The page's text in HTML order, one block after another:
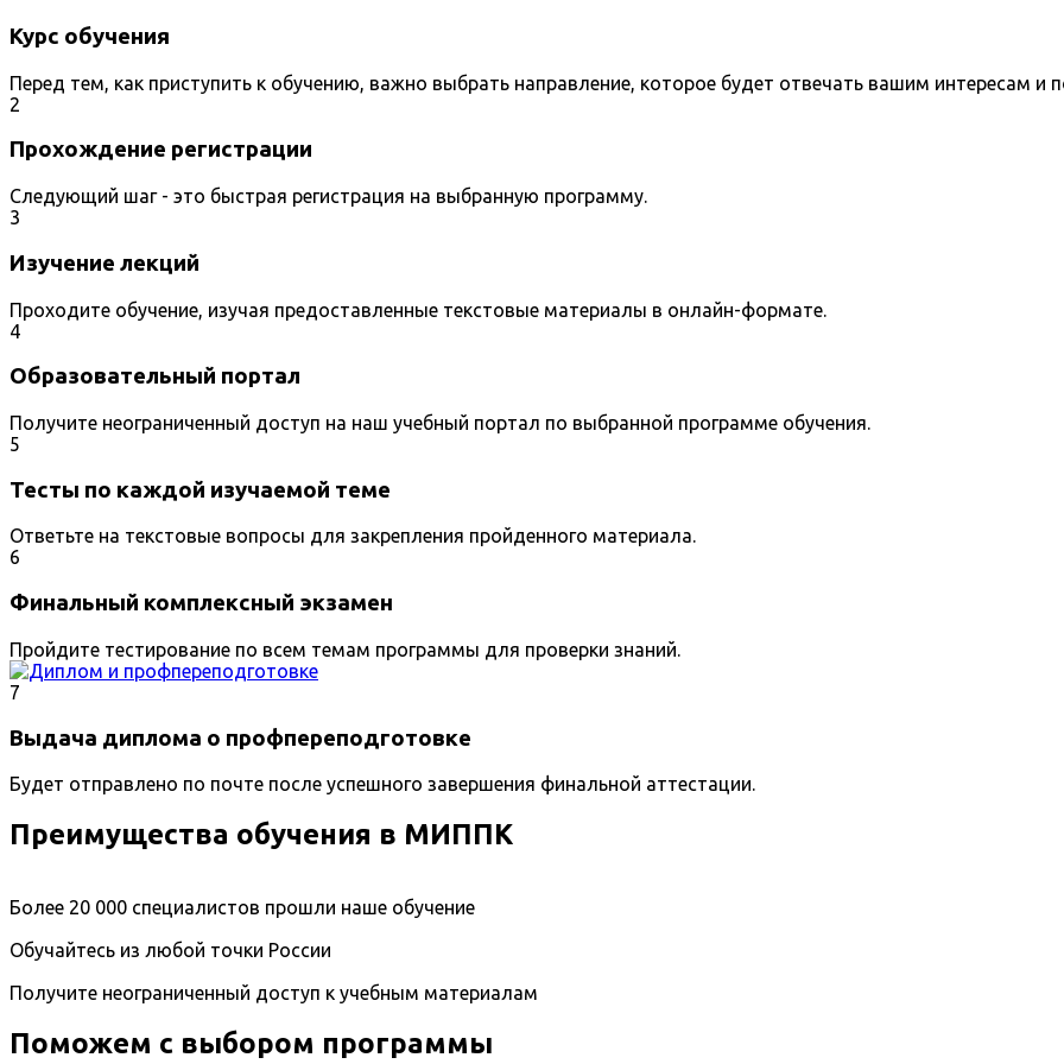
Курс обучения
Перед тем, как приступить к обучению, важно выбрать направление, которое будет отвечать вашим интересам и
2
Прохождение регистрации
Следующий шаг - это быстрая регистрация на выбранную программу.
3
Изучение лекций
Проходите обучение, изучая предоставленные текстовые материалы в онлайн-формате.
4
Образовательный портал
Получите неограниченный доступ на наш учебный портал по выбранной программе обучения.
5
Тесты по каждой изучаемой теме
Ответьте на текстовые вопросы для закрепления пройденного материала.
6
Финальный комплексный экзамен
Пройдите тестирование по всем темам программы для проверки знаний.
7
Выдача диплома о профпереподготовке
Будет отправлено по почте после успешного завершения финальной аттестации.
Преимущества обучения в МИППК
Более 20 000 специалистов прошли наше обучение
Обучайтесь из любой точки России
Получите неограниченный доступ к учебным материалам
Поможем с выбором программы